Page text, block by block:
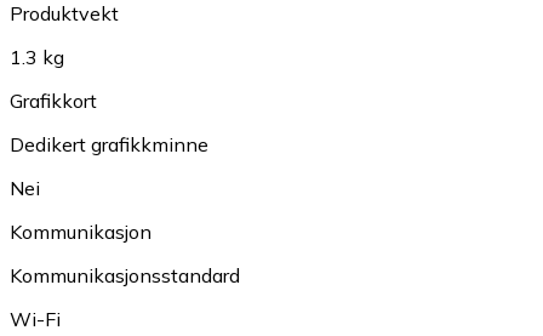
Produktvekt
1.3 kg
Grafikkort
Dedikert grafikkminne
Nei
Kommunikasjon
Kommunikasjonsstandard
Wi-Fi